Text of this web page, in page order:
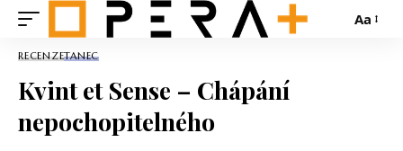
Aa
RECENZETANEC
Kvint et Sense – Chápání
nepochopitelného